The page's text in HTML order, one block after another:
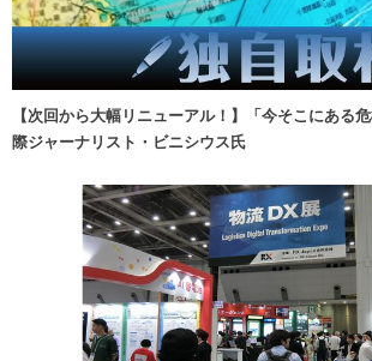
【次回から大幅リニューアル！】「今そこにある
際ジャーナリスト・ビニシウス氏